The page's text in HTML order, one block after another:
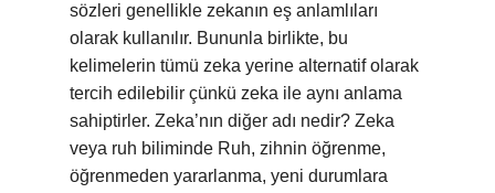
sözleri genellikle zekanın eş anlamlıları
olarak kullanılır. Bununla birlikte, bu
kelimelerin tümü zeka yerine alternatif olarak
tercih edilebilir çünkü zeka ile aynı anlama
sahiptirler. Zeka’nın diğer adı nedir? Zeka
veya ruh biliminde Ruh, zihnin öğrenme,
öğrenmeden yararlanma, yeni durumlara